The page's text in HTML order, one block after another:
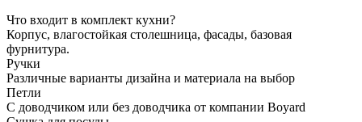
Что входит в комплект кухни?
Корпус, влагостойкая столешница, фасады, базовая
фурнитура.
Ручки
Различные варианты дизайна и материала на выбор
Петли
С доводчиком или без доводчика от компании Boyard